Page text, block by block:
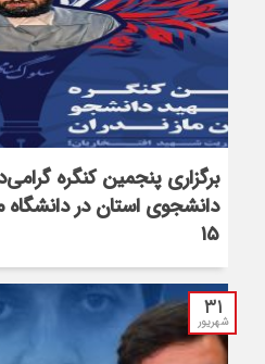
دانشجوی استان در دانشگاه
۱۵
۳۱
شهریور